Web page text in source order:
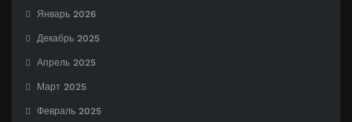
Январь 2026
Декабрь 2025
Апрель 2025
Март 2025
Февраль 2025